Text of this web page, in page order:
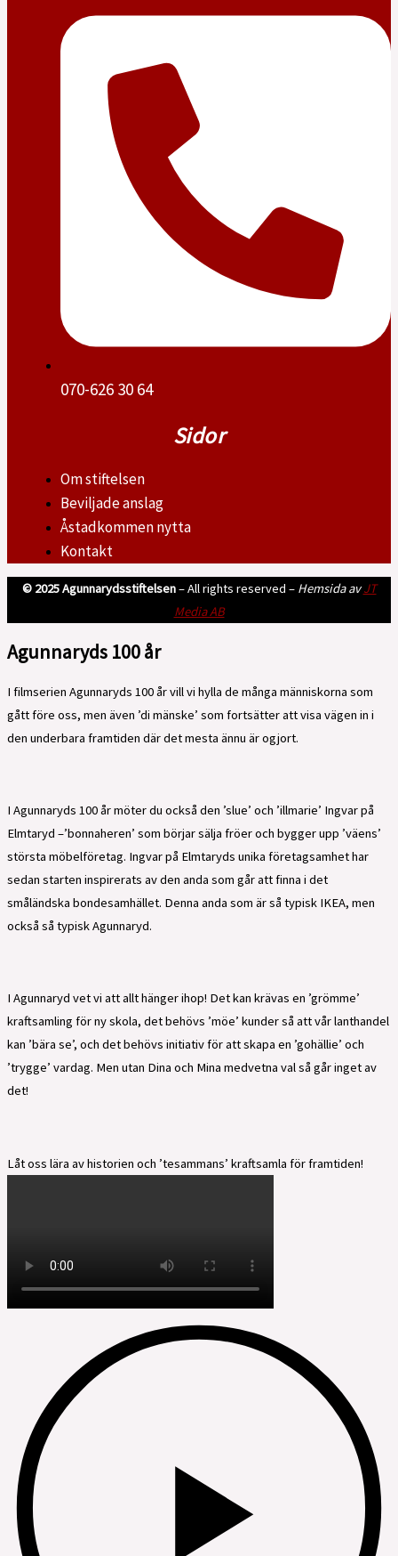
070-626 30 64
Sidor
Om stiftelsen
Beviljade anslag
Åstadkommen nytta
Kontakt
© 2025 Agunnarydsstiftelsen– All rights reserved – Hemsida avJT
Media AB
Agunnaryds 100 år
I filmserien Agunnaryds 100 år vill vi hylla de många människorna som
gått före oss, men även ’di mänske’ som fortsätter att visa vägen in i
den underbara framtiden där det mesta ännu är ogjort.
I Agunnaryds 100 år möter du också den ’slue’ och ’illmarie’ Ingvar på
Elmtaryd –’bonnaheren’ som börjar sälja fröer och bygger upp ’väens’
största möbelföretag. Ingvar på Elmtaryds unika företagsamhet har
sedan starten inspirerats av den anda som går att finna i det
småländska bondesamhället. Denna anda som är så typisk IKEA, men
också så typisk Agunnaryd.
I Agunnaryd vet vi att allt hänger ihop! Det kan krävas en ’grömme’
kraftsamling för ny skola, det behövs ’möe’ kunder så att vår lanthandel
kan ’bära se’, och det behövs initiativ för att skapa en ’gohällie’ och
’trygge’ vardag. Men utan Dina och Mina medvetna val så går inget av
det!
Låt oss lära av historien och ’tesammans’ kraftsamla för framtiden!